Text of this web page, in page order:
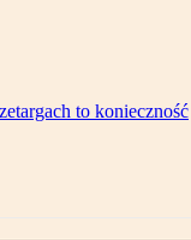
to konieczność